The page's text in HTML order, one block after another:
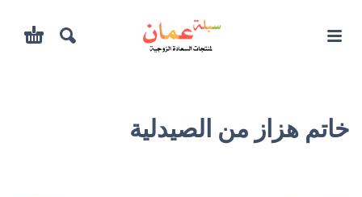
خاتم هزاز من الصيدلية